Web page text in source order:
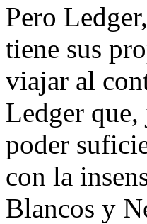
Pero
tiene sus
viajar al
Ledger
poder
con la
Blancos y